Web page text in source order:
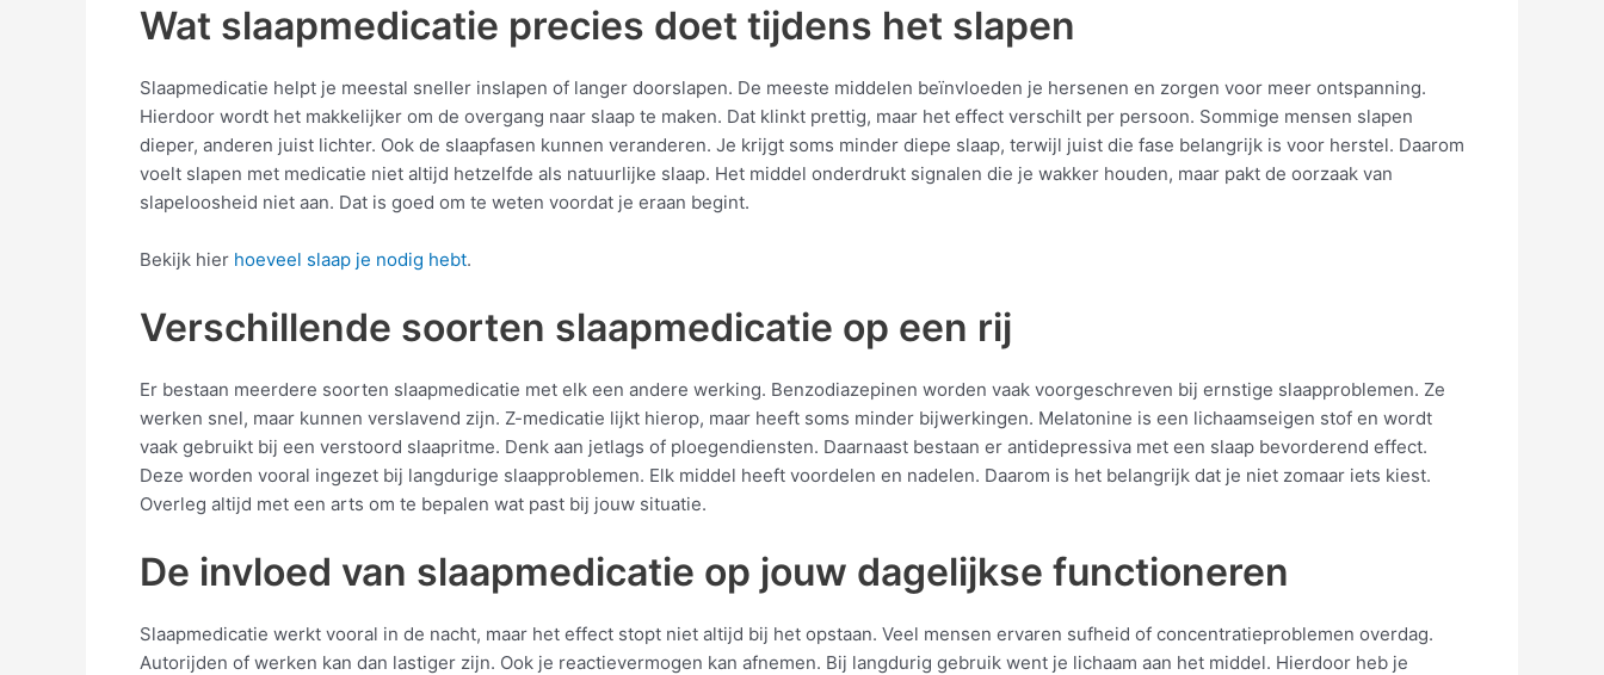
Wat slaapmedicatie precies doet tijdens het slapen
Slaapmedicatie helpt je meestal sneller inslapen of langer doorslapen. De meeste middelen beïnvloeden je hersenen en zorgen voor meer ontspanning.
Hierdoor wordt het makkelijker om de overgang naar slaap te maken. Dat klinkt prettig, maar het effect verschilt per persoon. Sommige mensen slapen
dieper, anderen juist lichter. Ook de slaapfasen kunnen veranderen. Je krijgt soms minder diepe slaap, terwijl juist die fase belangrijk is voor herstel. Daarom
voelt slapen met medicatie niet altijd hetzelfde als natuurlijke slaap. Het middel onderdrukt signalen die je wakker houden, maar pakt de oorzaak van
slapeloosheid niet aan. Dat is goed om te weten voordat je eraan begint.
Bekijk hier hoeveel slaap je nodig hebt.
Verschillende soorten slaapmedicatie op een rij
Er bestaan meerdere soorten slaapmedicatie met elk een andere werking. Benzodiazepinen worden vaak voorgeschreven bij ernstige slaapproblemen. Ze
werken snel, maar kunnen verslavend zijn. Z-medicatie lijkt hierop, maar heeft soms minder bijwerkingen. Melatonine is een lichaamseigen stof en wordt
vaak gebruikt bij een verstoord slaapritme. Denk aan jetlags of ploegendiensten. Daarnaast bestaan er antidepressiva met een slaap bevorderend effect.
Deze worden vooral ingezet bij langdurige slaapproblemen. Elk middel heeft voordelen en nadelen. Daarom is het belangrijk dat je niet zomaar iets kiest.
Overleg altijd met een arts om te bepalen wat past bij jouw situatie.
De invloed van slaapmedicatie op jouw dagelijkse functioneren
Slaapmedicatie werkt vooral in de nacht, maar het effect stopt niet altijd bij het opstaan. Veel mensen ervaren sufheid of concentratieproblemen overdag.
Autorijden of werken kan dan lastiger zijn. Ook je reactievermogen kan afnemen. Bij langdurig gebruik went je lichaam aan het middel. Hierdoor heb je